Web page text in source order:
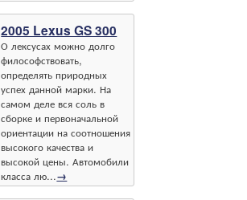
2005 Lexus GS 300
О лексусах можно долго
философствовать,
определять природных
успех данной марки. На
самом деле вся соль в
сборке и первоначальной
ориентации на соотношения
высокого качества и
высокой цены. Автомобили
класса лю...→